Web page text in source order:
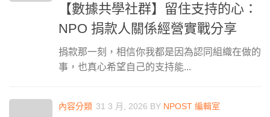
【數據共學社群】留住支持的心：
NPO 捐款人關係經營實戰分享
捐款那一刻，相信你我都是因為認同組織在做的
事，也真心希望自己的支持能...
內容分類 31 3 月, 2026 BY NPOST 編輯室